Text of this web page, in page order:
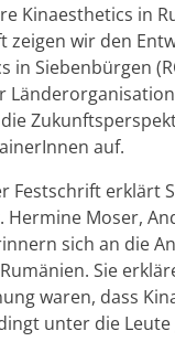
Kinaesthetics in
zeigen wir den
in Siebenbürgen
die
auf.
Festschrift erklärt
Hermine Moser,
sich an die
Sie
waren, dass
unter die